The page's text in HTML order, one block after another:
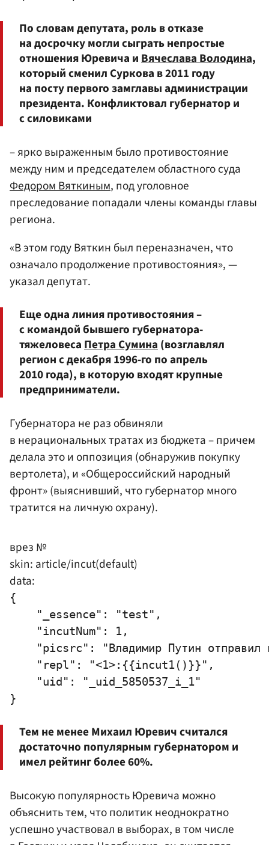
По словам депутата, роль в отказе
на досрочку могли сыграть непростые
отношения Юревича иВячеслава Володина,
который сменил Суркова в 2011 году
на посту первого замглавы администрации
президента. Конфликтовал губернатор и
с силовиками
– ярко выраженным было противостояние
между ним и председателем областного суда
Федором Вяткиным, под уголовное
преследование попадали члены команды главы
региона.
«В этом году Вяткин был переназначен, что
означало продолжение противостояния», —
указал депутат.
Еще одна линия противостояния –
с командой бывшего губернатора-
тяжеловесаПетра Сумина(возглавлял
регион с декабря 1996-го по апрель
2010 года), в которую входят крупные
предприниматели.
Губернатора не раз обвиняли
в нерациональных тратах из бюджета – причем
делала это и оппозиция (обнаружив покупку
вертолета), и «Общероссийский народный
фронт» (выяснивший, что губернатор много
тратится на личную охрану).
врез №
skin: article/incut(default)
data:
{
    "_essence": "test",
    "incutNum": 1,
"picsrc": "Владимир Путин
    "repl": "<1>:{{incut1()}}",
    "uid": "_uid_5850537_i_1"
Тем не менее Михаил Юревич считался
достаточно популярным губернатором и
имел рейтинг более 60%.
Высокую популярность Юревича можно
объяснить тем, что политик неоднократно
успешно участвовал в выборах, в том числе